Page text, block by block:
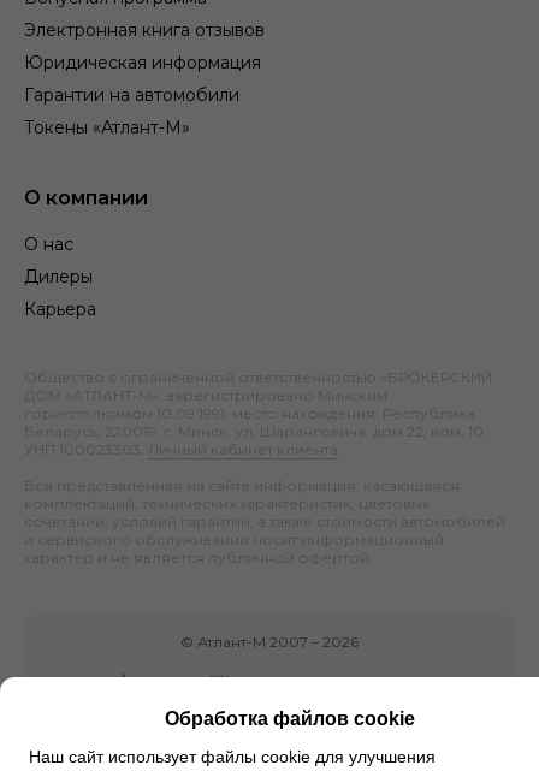
Электронная книга отзывов
Юридическая информация
Гарантии на автомобили
Токены «Атлант-М»
О компании
О нас
Дилеры
Карьера
Общество с ограниченной ответственностью «БРОКЕРСКИЙ
ДОМ «АТЛАНТ-М», зарегистрировано Минским
горисполкомом 10.09.1991; место нахождения: Республика
Беларусь, 220019, г. Минск, ул. Шаранговича, дом 22, ком. 10;
УНП 100023303.
Личный кабинет клиента
Вся представленная на сайте информация, касающаяся
комплектаций, технических характеристик, цветовых
сочетаний, условий гарантии, а также стоимости автомобилей
и сервисного обслуживания носит информационный
характер и не является публичной офертой.
© Атлант-М 2007 – 2026
Обработка файлов cookie
Наш сайт использует файлы cookie для улучшения